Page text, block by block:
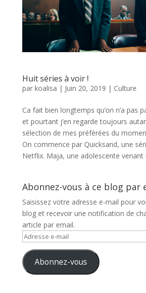
Huit séries à voir !
par koalisa | Juin 20, 2019 | Culture
Ca fait bien longtemps qu’on n’a pas
et pourtant j’en regarde toujours
sélection de mes préférées du
On commence par Quicksand, une
Netflix. Maja, une adolescente venant
Abonnez-vous à ce blog par
Saisissez votre adresse e-mail pour
blog et recevoir une notification de
article par email.
Adresse
mail Abonnez-vous